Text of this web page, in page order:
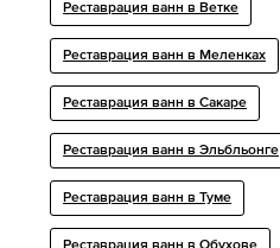
Реставрация ванн в Ветке
Реставрация ванн в Меленках
Реставрация ванн в Сакаре
Реставрация ванн в Эльбльонге
Реставрация ванн в Туме